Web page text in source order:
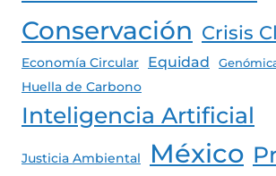
Conservación Crisis
Economía Circular Equidad
Huella de Carbono
Inteligencia Artificial
Justicia Ambiental México